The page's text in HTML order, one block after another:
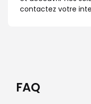
contactez votre
FAQ